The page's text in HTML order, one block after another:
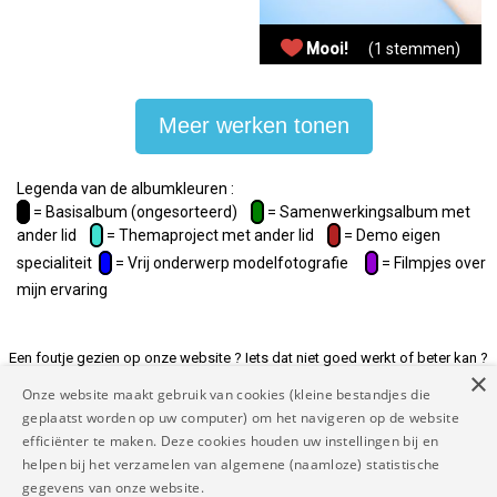
Mooi! (1 stemmen)
Meer werken tonen
Legenda van de albumkleuren :
= Basisalbum (ongesorteerd)
= Samenwerkingsalbum met
ander lid
= Themaproject met ander lid
= Demo eigen
specialiteit
= Vrij onderwerp modelfotografie
= Filmpjes over
mijn ervaring
Een foutje gezien op onze website ? Iets dat niet goed werkt of beter kan ?
rapporteer@mymodelnetwork.eu zodat we de website voor jou beter maken
en tenslotte voor iedereen.
Copyright MyModel Network 2026 |Disclaimer|Algemene
voorwaarden|Privacy beleid
Onze website maakt gebruik van cookies (kleine bestandjes die
geplaatst worden op uw computer) om het navigeren op de website
efficiënter te maken. Deze cookies houden uw instellingen bij en
helpen bij het verzamelen van algemene (naamloze) statistische
gegevens van onze website.
×